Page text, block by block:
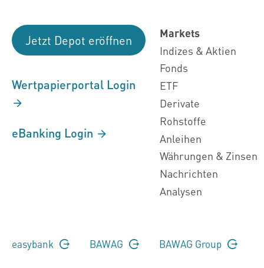
Jetzt Depot eröffnen
Wertpapierportal Login
eBanking Login
Markets
Indizes & Aktien
Fonds
ETF
Derivate
Rohstoffe
Anleihen
Währungen & Zinsen
Nachrichten
Analysen
easybank BAWAG BAWAG Group